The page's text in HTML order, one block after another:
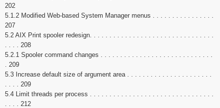
202
5.1.2 Modified Web-based System Manager menus . . . . . . . . . . . . . . . .
207
5.2 AIX Print spooler redesign. . . . . . . . . . . . . . . . . . . . . . . . . . . . . . . .
. . . . 208
5.2.1 Spooler command changes . . . . . . . . . . . . . . . . . . . . . . . . . . . . .
. 209
5.3 Increase default size of argument area . . . . . . . . . . . . . . . . . . . . . .
. . . . 209
5.4 Limit threads per process . . . . . . . . . . . . . . . . . . . . . . . . . . . . . . . .
. . . . 212